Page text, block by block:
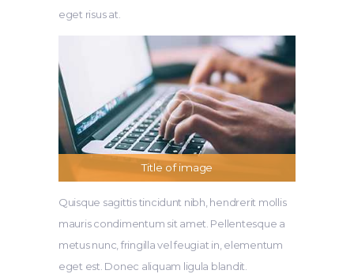
eget risus at.
Title of image
Quisque sagittis tincidunt nibh, hendrerit mollis
mauris condimentum sit amet. Pellentesque a
metus nunc, fringilla vel feugiat in, elementum
eget est. Donec aliquam ligula blandit.